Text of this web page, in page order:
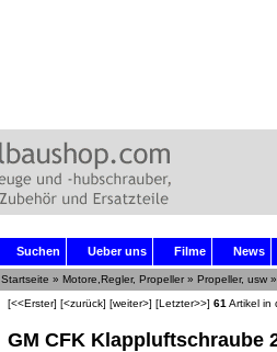
Suchen Ueber uns Filme News
Startseite » Motore,Regler, Propeller» Propeller, usw
[<<Erster] [<zurück] [weiter>] [Letzter>>] 61 Artikel in
GM CFK Klappluftschraube